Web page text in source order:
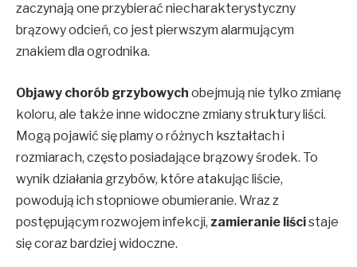
zaczynają one przybierać niecharakterystyczny
brązowy odcień, co jest pierwszym alarmującym
znakiem dla ogrodnika.
Objawy chorób grzybowych obejmują nie tylko zmianę
koloru, ale także inne widoczne zmiany struktury liści.
Mogą pojawić się plamy o różnych kształtach i
rozmiarach, często posiadające brązowy środek. To
wynik działania grzybów, które atakując liście,
powodują ich stopniowe obumieranie. Wraz z
postępującym rozwojem infekcji, zamieranie liścistaje
się coraz bardziej widoczne.